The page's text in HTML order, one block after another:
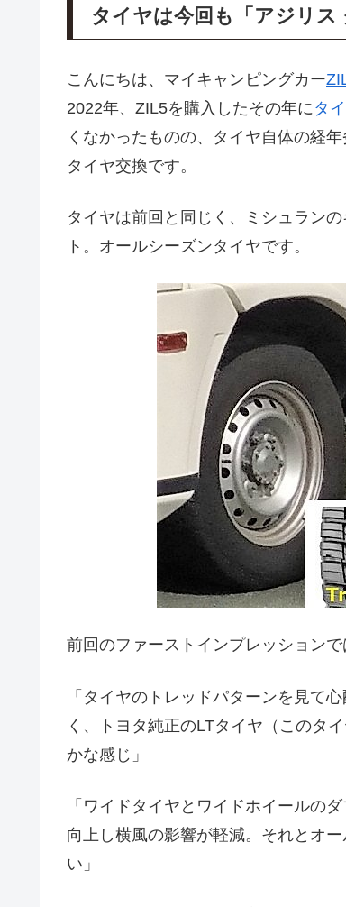
タイヤは今回も「アジリス
こんにちは、マイキャンピングカー
2022年、ZIL5を購入したその年に タ
くなかったものの、タイヤ自体の経
タイヤ交換です。
タイヤは前回と同じく、ミシュラン
ト。オールシーズンタイヤです。
前回のファーストインプレッションで
「タイヤのトレッドパターンを見て
く、トヨタ純正のLTタイヤ（このタ
かな感じ」
「ワイドタイヤとワイドホイールの
向上し横風の影響が軽減。それとオ
い」